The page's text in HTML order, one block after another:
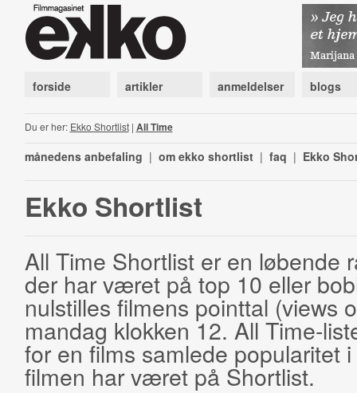
forside artikler anmeldelser blogs
Du er her: Ekko Shortlist| All Time
månedens anbefaling | om ekko shortlist | faq | Ekko
Ekko Shortlist
All Time Shortlist er en løbende
der har været på top 10 eller
nulstilles filmens pointtal (views
mandag klokken 12. All Time-
for en films samlede popularitet
filmen har været på Shortlist.